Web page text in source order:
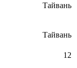
Тайвань
Тайвань
12